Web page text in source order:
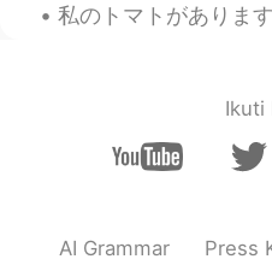
私のトマトがあります。このトマトは おいしくてあかいです。トマトは
Ikuti
AI Grammar Press